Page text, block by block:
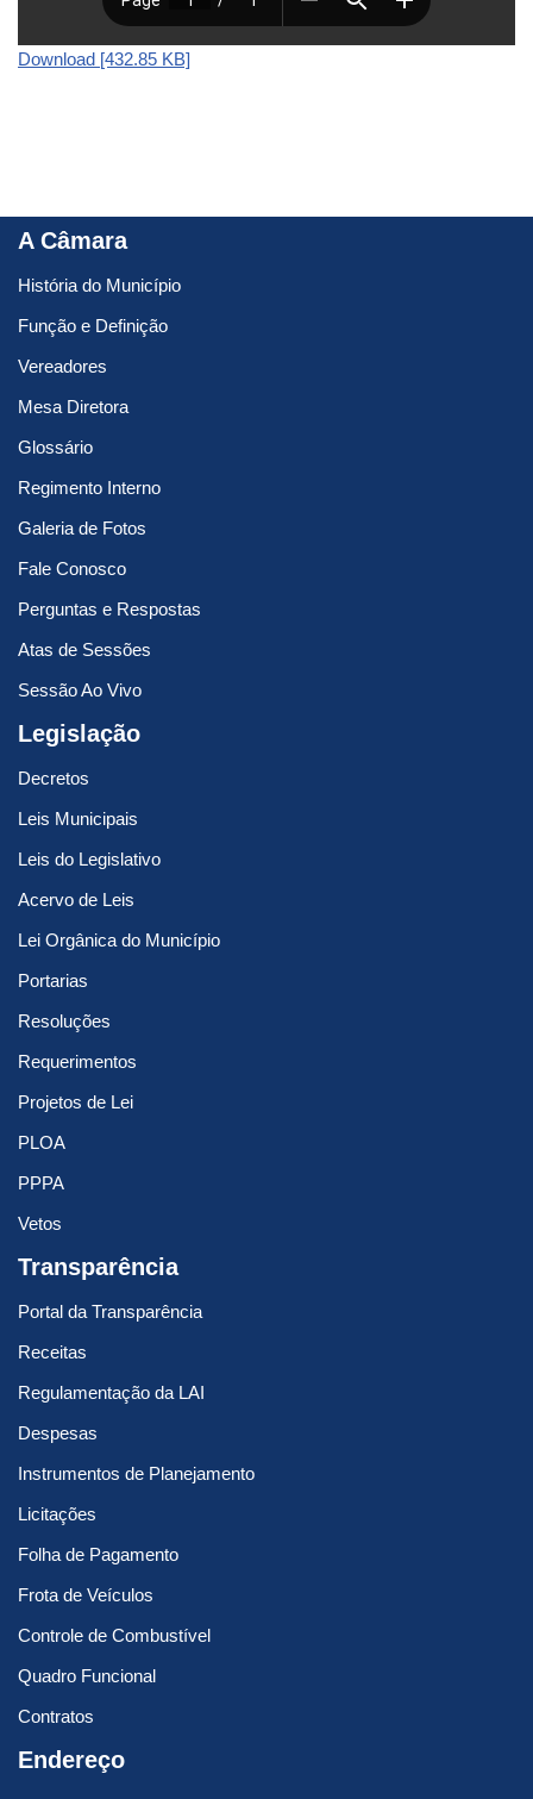
Download [432.85 KB]
A Câmara
História do Município
Função e Definição
Vereadores
Mesa Diretora
Glossário
Regimento Interno
Galeria de Fotos
Fale Conosco
Perguntas e Respostas
Atas de Sessões
Sessão Ao Vivo
Legislação
Decretos
Leis Municipais
Leis do Legislativo
Acervo de Leis
Lei Orgânica do Município
Portarias
Resoluções
Requerimentos
Projetos de Lei
PLOA
PPPA
Vetos
Transparência
Portal da Transparência
Receitas
Regulamentação da LAI
Despesas
Instrumentos de Planejamento
Licitações
Folha de Pagamento
Frota de Veículos
Controle de Combustível
Quadro Funcional
Contratos
Endereço